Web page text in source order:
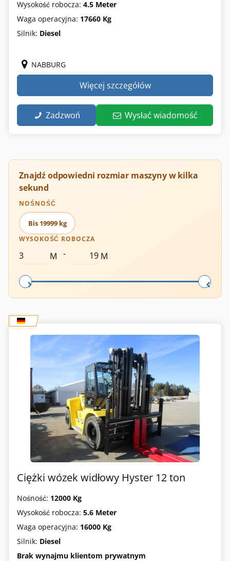
Wysokość robocza: 4.5 Meter
Waga operacyjna: 17660 Kg
Silnik: Diesel
NABBURG
Więcej szczegółów
Zadzwoń Wysłać wiadomość
Znajdź odpowiedni rozmiar maszyny w kilka
sekund
NOŚNOŚĆ
Bis 19999 kg
WYSOKOŚĆ ROBOCZA
M - M
Ciężki wózek widłowy Hyster 12 ton
Nośność: 12000 Kg
Wysokość robocza: 5.6 Meter
Waga operacyjna: 16000 Kg
Silnik: Diesel
Brak wynajmu klientom prywatnym